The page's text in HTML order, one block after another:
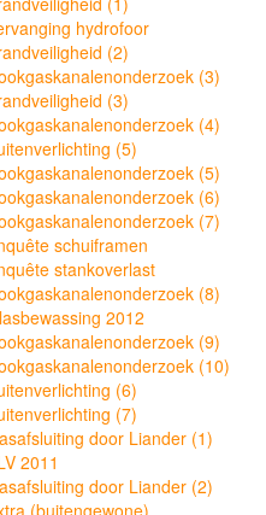
hydrofoor
(2)
(3)
(3)
(4)
(5)
(5)
(6)
(7)
schuiframen
stankoverlast
(8)
2012
(9)
(10)
(6)
(7)
door Liander (1)
2011
door Liander (2)
(buitengewone)